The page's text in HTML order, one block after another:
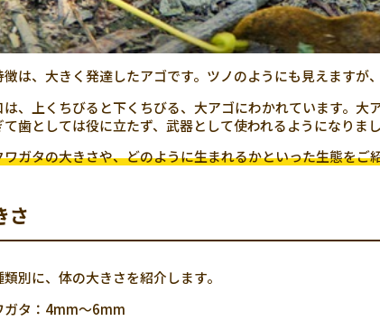
は、大きく発達したアゴです。ツノのようにも見えますが
は、上くちびると下くちびる、大アゴにわかれています。
て歯としては役に立たず、武器として使われるようになりまし
ガタの大きさや、どのように生まれるかといった生態をご
さ
別に、体の大きさを紹介します。
ガタ：4mm～6mm